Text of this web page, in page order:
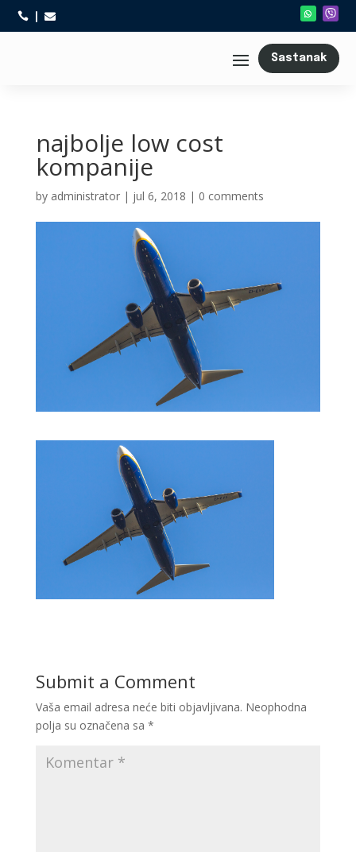
 
Sastanak
najbolje low cost
kompanije
by administrator| jul 6, 2018 | 0 comments
Submit a Comment
Vaša email adresa neće biti objavljivana. Neophodna
polja su označena sa *